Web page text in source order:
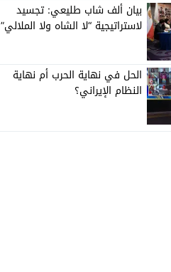
بيان ألف شاب طليعي: تجسيد
لاستراتيجية “لا الشاه ولا الملالي”
الحل في نهاية الحرب أم نهاية
النظام الإيراني؟